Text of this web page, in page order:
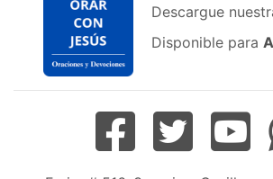
Descargue
Disponible para